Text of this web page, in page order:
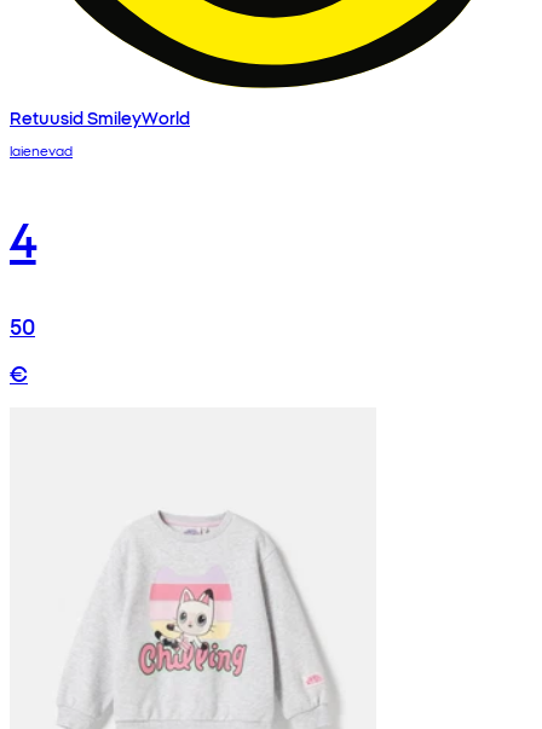
Retuusid SmileyWorld
laienevad
4
50
€